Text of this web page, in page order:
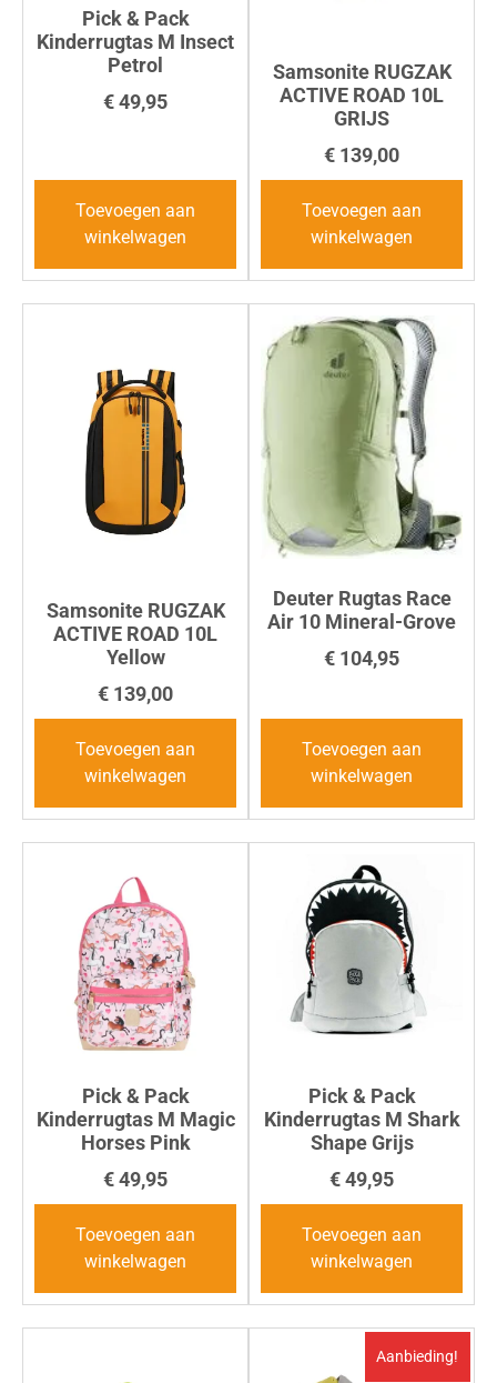
Pick & Pack
Kinderrugtas M Insect
Petrol
€49,95
Toevoegen aan
winkelwagen
Samsonite RUGZAK
ACTIVE ROAD 10L
GRIJS
€ 139,00
Toevoegen aan
winkelwagen
Samsonite RUGZAK
ACTIVE ROAD 10L
Yellow
€ 139,00
Toevoegen aan
winkelwagen
Deuter Rugtas Race
Air 10 Mineral-Grove
€ 104,95
Toevoegen aan
winkelwagen
Pick & Pack
Kinderrugtas M Magic
Horses Pink
€49,95
Toevoegen aan
winkelwagen
Pick & Pack
Kinderrugtas M Shark
Shape Grijs
€49,95
Toevoegen aan
winkelwagen
Aanbieding!